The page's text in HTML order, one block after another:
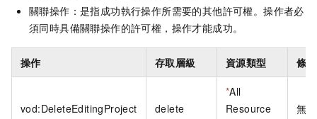
關聯操作：是指成功執行操作所需要的其他許可權。操作者必
須同時具備關聯操作的許可權，操作才能成功。
操作 存取層級 資源類型 條
vod:DeleteEditingProject delete
*All
Resource
無